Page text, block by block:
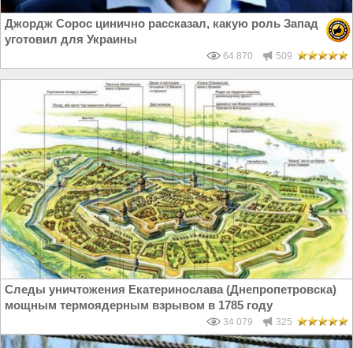
Джордж Сорос цинично рассказал, какую роль Запад
уготовил для Украины
64 870 509
Следы уничтожения Екатеринослава (Днепропетровска)
мощным термоядерным взрывом в 1785 году
34 079 325